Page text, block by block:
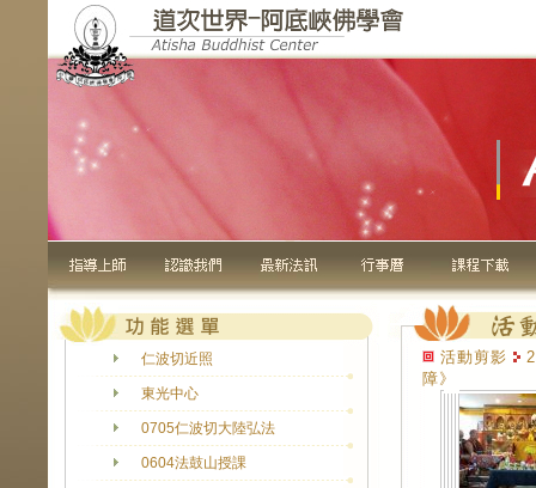
仁波切近照
東光中心
0705仁波切大陸弘法
0604法鼓山授課
活動剪影
障》